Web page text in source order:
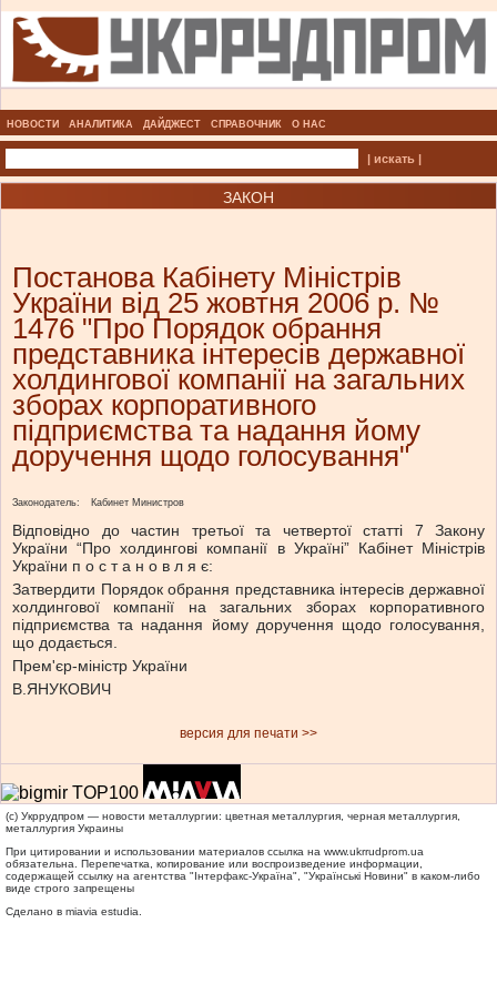
НОВОСТИ АНАЛИТИКА ДАЙДЖЕСТ СПРАВОЧНИК О НАС
| искать |
ЗАКОН
Постанова Кабінету Міністрів
України від 25 жовтня 2006 р. №
1476 "Про Порядок обрання
представника інтересів державної
холдингової компанії на загальних
зборах корпоративного
підприємства та надання йому
доручення щодо голосування"
Законодатель: Кабинет Министров
Відповідно до частин третьої та четвертої статті 7 Закону
України “Про холдингові компанії в Україні” Кабінет Міністрів
України п о с т а н о в л я є:
Затвердити Порядок обрання представника інтересів державної
холдингової компанії на загальних зборах корпоративного
підприємства та надання йому доручення щодо голосування,
що додається.
Прем'єр-міністр України
В.ЯНУКОВИЧ
версия для печати >>
(c) Укррудпром — новости металлургии: цветная металлургия, черная металлургия,
металлургия Украины
При цитировании и использовании материалов ссылка на www.ukrrudprom.ua
обязательна. Перепечатка, копирование или воспроизведение информации,
содержащей ссылку на агентства "Iнтерфакс-Україна", "Українськi Новини" в каком-либо
виде строго запрещены
Сделано в miavia estudia.